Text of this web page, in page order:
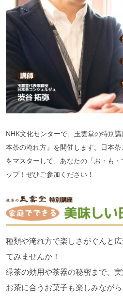
NHK文化センターで、玉雲堂の特別
本茶の淹れ方』を開催します。日本
をマスターして、あなたの「お・も
ップ！ぜひご参加ください！
種類や淹れ方で楽しさがぐんと
てみませんか！
緑茶の効用や茶器の秘密まで、実
お茶に合うお菓子も楽しみなが